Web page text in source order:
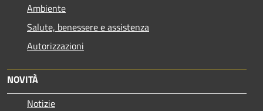
Ambiente
Salute, benessere e assistenza
Autorizzazioni
NOVITÀ
Notizie